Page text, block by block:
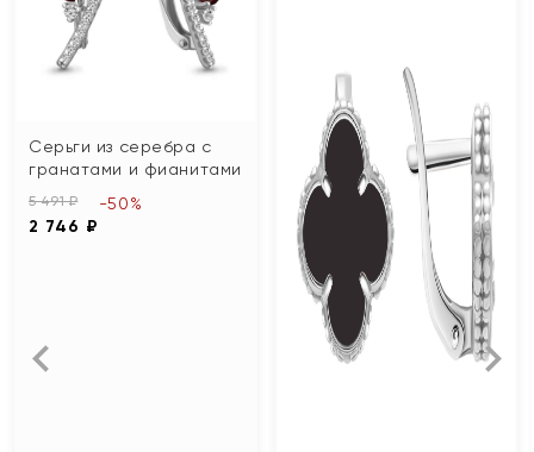
Серьги из серебра с
гранатами и фианитами
5 491 ₽
2 746 ₽
-50%